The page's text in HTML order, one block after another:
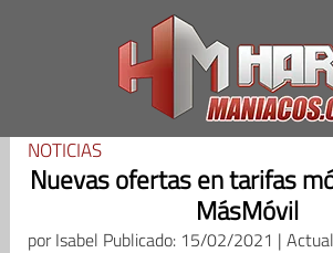
NOTICIAS
Nuevas ofertas en tarifas
MásMóvil
porIsabel Publicado: 15/02/2021 |